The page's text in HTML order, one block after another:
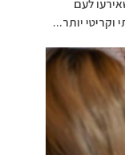
לעם
וקריטי יותר...